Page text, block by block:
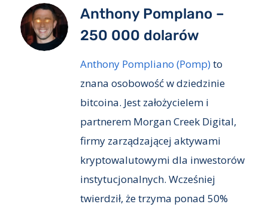
Anthony Pomplano –
250 000 dolarów
Anthony Pompliano (Pomp)to
znana osobowość w dziedzinie
bitcoina. Jest założycielem i
partnerem Morgan Creek Digital,
firmy zarządzającej aktywami
kryptowalutowymi dla inwestorów
instytucjonalnych. Wcześniej
twierdził, że trzyma ponad 50%